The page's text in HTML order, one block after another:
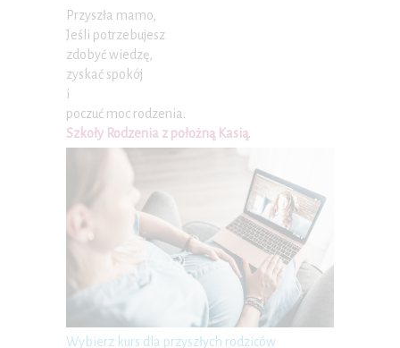
Przyszła mamo,
Jeśli potrzebujesz
zdobyć wiedzę,
zyskać spokój
i
poczuć moc rodzenia.
Szkoły Rodzenia z położną Kasią.
Wybierz kurs dla przyszłych rodziców